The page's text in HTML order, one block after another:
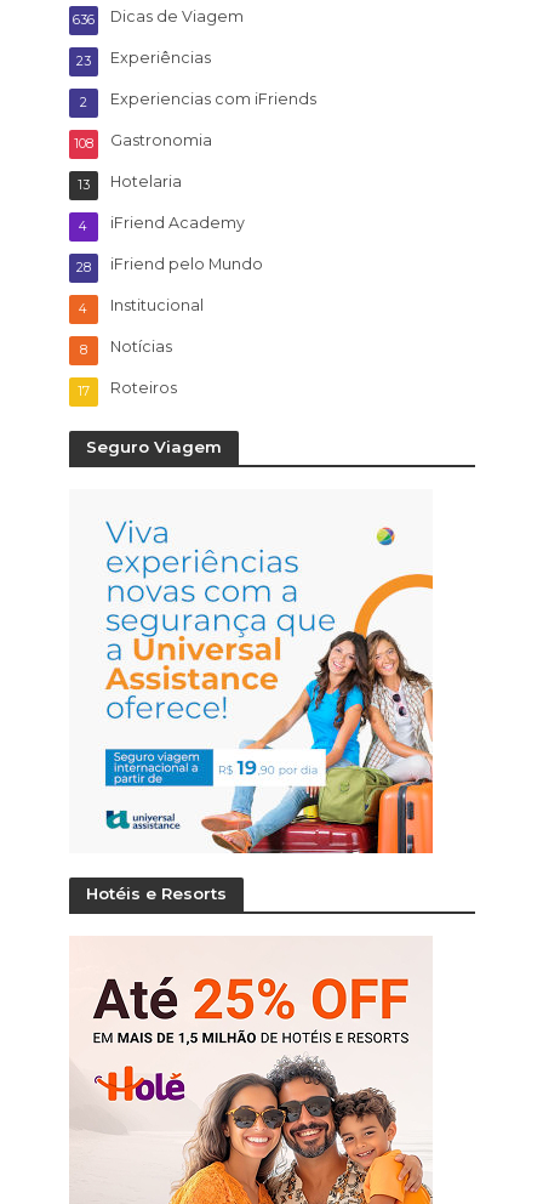
Dicas de Viagem
636
Experiências
23
Experiencias com iFriends
2
Gastronomia
108
Hotelaria
13
iFriend Academy
4
iFriend pelo Mundo
28
Institucional
4
Notícias
8
Roteiros
17
Seguro Viagem
Hotéis e Resorts